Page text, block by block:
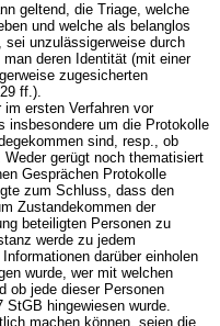
geltend, die Triage, welche
und welche als belanglos
sei unzulässigerweise durch
deren Identität (mit einer
zugesicherten
ff.).
im ersten Verfahren vor
insbesondere um die Protokolle
sind, resp., ob
gerügt noch thematisiert
Gesprächen Protokolle
zum Schluss, dass den
Zustandekommen der
beteiligten Personen zu
werde zu jedem
darüber einholen
wurde, wer mit welchen
ob jede dieser Personen
StGB hingewiesen wurde.
machen können, seien die